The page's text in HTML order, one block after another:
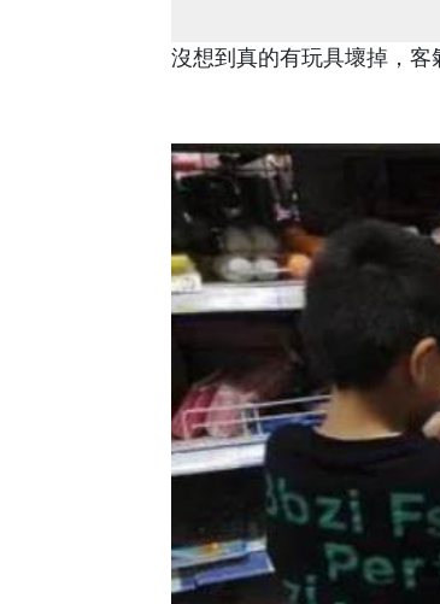
沒想到真的有玩具壞掉，客